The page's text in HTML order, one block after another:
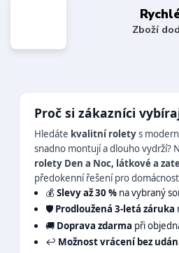
Zboží
Proč si zákazníci
Hledáte kvalitní roletys
snadno montují a dlouho vydrží?
rolety Den a Noc, látkové a
předokenní řešení pro
💰 Slevy až 30 %na vybraný
🛡️ Prodloužená 3-letá záruka
🚚 Doprava zdarma při
↩️ Možnost vrácení bez